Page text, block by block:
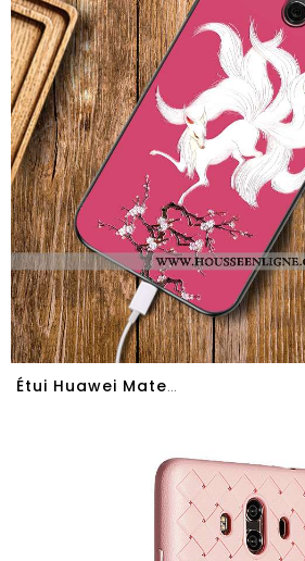
Étui Huawei Mate 10 Fluide Doux Silicone Personnalisé Tendance Rouge Téléphone Portable Rose